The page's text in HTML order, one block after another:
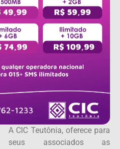
A CIC Teutônia, oferece para
seus associados as